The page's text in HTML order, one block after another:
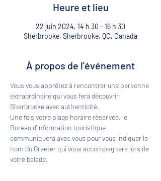
Heure et lieu
22 juin 2024, 14 h 30 – 16 h 30
Sherbrooke, Sherbrooke, QC, Canada
À propos de l'événement
Vous vous apprêtez à rencontrer une personne
extraordinaire qui vous fera découvrir
Sherbrooke avec authenticité.
Une fois votre plage horaire réservée, le
Bureau d'information touristique
communiquera avec vous pour vous indiquer le
nom du Greeter qui vous accompagnera lors de
votre balade.